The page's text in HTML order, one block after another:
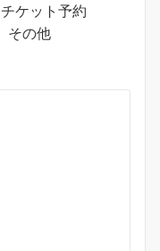
チケット予約
その他